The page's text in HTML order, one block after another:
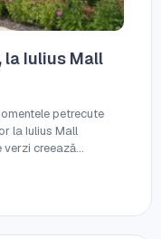
la Iulius Mall
petrecute
la Iulius Mall
creează...